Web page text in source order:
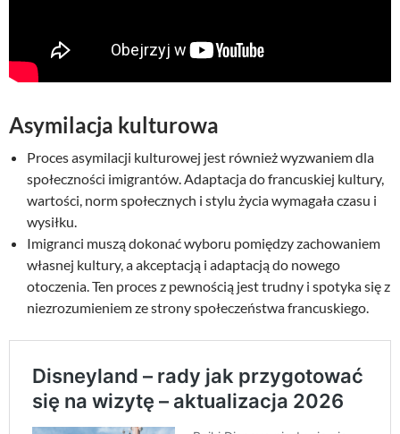
Asymilacja kulturowa
Proces asymilacji kulturowej jest również wyzwaniem dla
społeczności imigrantów. Adaptacja do francuskiej kultury,
wartości, norm społecznych i stylu życia wymagała czasu i
wysiłku.
Imigranci muszą dokonać wyboru pomiędzy zachowaniem
własnej kultury, a akceptacją i adaptacją do nowego
otoczenia. Ten proces z pewnością jest trudny i spotyka się z
niezrozumieniem ze strony społeczeństwa francuskiego.